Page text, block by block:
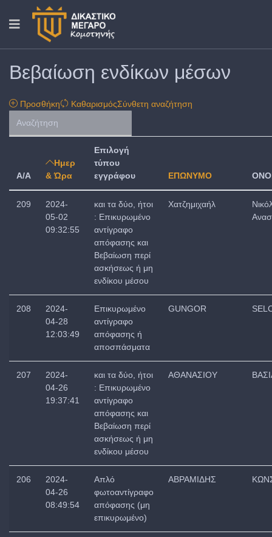
Βεβαίωση ενδίκων μέσων
Προσθήκη ΚαθαρισμόςΣύνθετη αναζήτηση
A/A
Ημερ
& Ώρα
Επιλογή
τύπου
εγγράφου
ΕΠΩΝΥΜΟ
209
2024-
05-02
09:32:55
και τα δύο, ήτοι
: Επικυρωμένο
αντίγραφο
απόφασης και
Βεβαίωση περί
ασκήσεως ή μη
ενδίκου μέσου
Χατζημιχαήλ
208
2024-
04-28
12:03:49
Επικυρωμένο
αντίγραφο
απόφασης ή
αποσπάσματα
GUNGOR
207
2024-
04-26
19:37:41
και τα δύο, ήτοι
: Επικυρωμένο
αντίγραφο
απόφασης και
Βεβαίωση περί
ασκήσεως ή μη
ενδίκου μέσου
ΑΘΑΝΑΣΙΟΥ
206
2024-
04-26
08:49:54
Απλό
φωτοαντίγραφο
απόφασης (μη
επικυρωμένο)
ΑΒΡΑΜΙΔΗΣ